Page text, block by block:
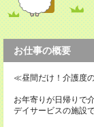
お仕事の概要
≪昼間だけ！介護度
お年寄りが日帰りで
デイサービスの施設